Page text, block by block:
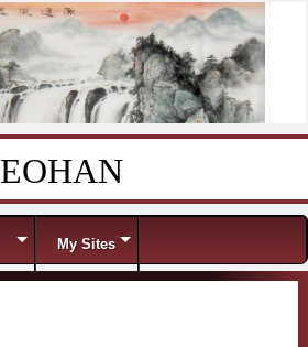
EOHAN
My Sites